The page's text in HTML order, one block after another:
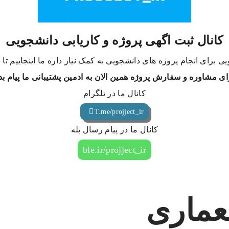
کانال ثبت اگهی پروژه و کاریابی دانشجویی
برای انجام پروژه های دانشجویی به کمک نیاز داره ما اینجاییم
مشاوره و سفارش پروژه همین الان به ادمین پشتیبانی ما پیام
کانال ما در تلگرام
T.me/projject_ir
کانال ما در پیام رسال بله
ble.ir/projject_ir